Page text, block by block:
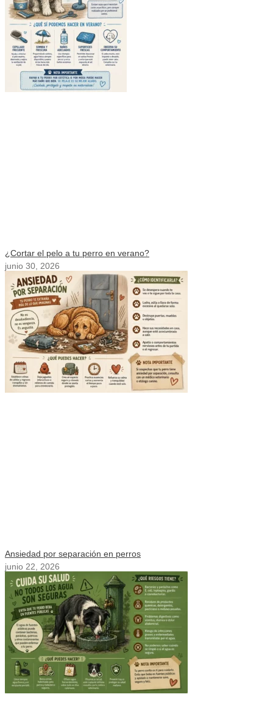
¿Cortar el pelo a tu perro en verano?
junio 30, 2026
Ansiedad por separación en perros
junio 22, 2026